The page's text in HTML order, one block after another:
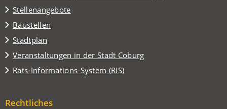
Stellenangebote
Baustellen
Stadtplan
(Öffnet
in
einem
neuen
Veranstaltungen in der Stadt Coburg
(Öffnet
in
einem
Tab)
Rats-Informations-System (RIS)
(Öffnet
neuen
Rechtliches